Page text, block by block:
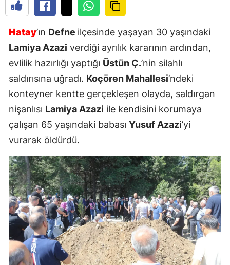
Hatay’ın Defne ilçesinde yaşayan 30 yaşındaki
Lamiya Azazi verdiği ayrılık kararının ardından,
evlilik hazırlığı yaptığı Üstün Ç.’nin silahlı
saldırısına uğradı. Koçören Mahallesi’ndeki
konteyner kentte gerçekleşen olayda, saldırgan
nişanlısı Lamiya Azazi ile kendisini korumaya
çalışan 65 yaşındaki babası Yusuf Azazi’yi
vurarak öldürdü.